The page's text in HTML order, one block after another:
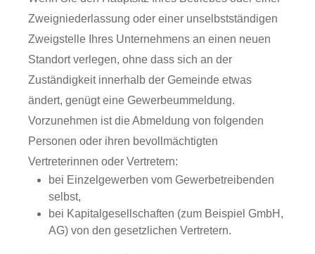
Zweigniederlassung oder einer unselbstständigen
Zweigstelle Ihres Unternehmens an einen neuen
Standort verlegen, ohne dass sich an der
Zuständigkeit innerhalb der Gemeinde etwas
ändert, genügt eine Gewerbeummeldung.
Vorzunehmen ist die Abmeldung von folgenden
Personen oder ihren bevollmächtigten
Vertreterinnen oder Vertretern:
bei Einzelgewerben vom Gewerbetreibenden
selbst,
bei Kapitalgesellschaften (zum Beispiel GmbH,
AG) von den gesetzlichen Vertretern.